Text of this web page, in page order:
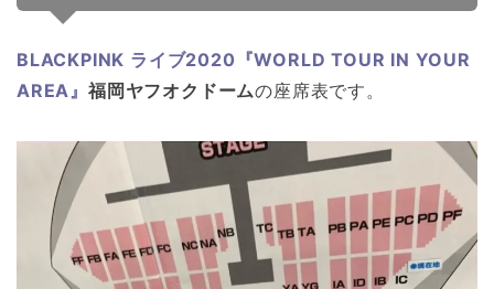
BLACKPINK ライブ2020『WORLD TOUR IN YOUR
AREA』 福岡ヤフオクドームの座席表です。